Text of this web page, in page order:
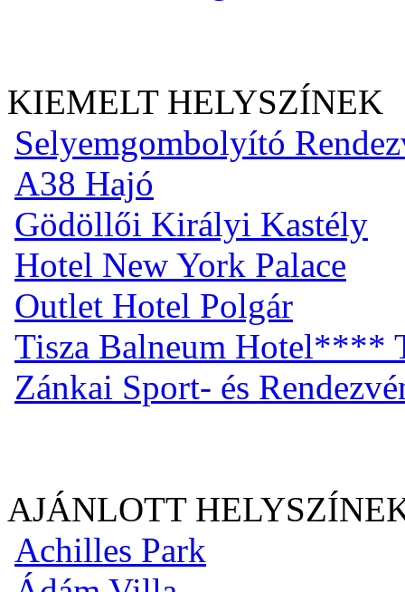
KIEMELT HELYSZÍNEK
Selyemgombolyító
A38 Hajó
Gödöllői Királyi Kastély
Hotel New York Palace
Outlet Hotel Polgár
Tisza Balneum Hotel****
Zánkai Sport- és
AJÁNLOTT
Achilles Park